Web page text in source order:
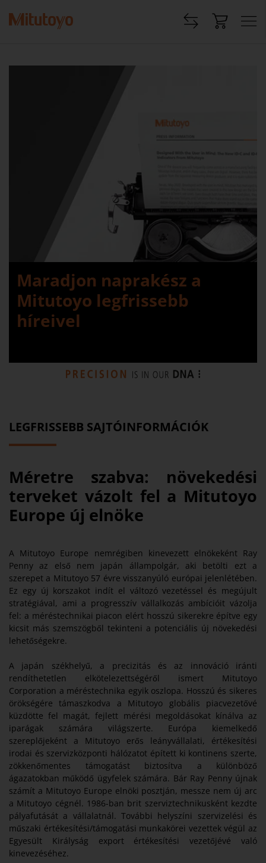
Maradjon naprakész a
Mitutoyo legfrissebb
híreivel
LEGFRISSEBB SAJTÓINFORMÁCIÓK
Méretre szabva: növekedési
terveket vázolt fel a Mitutoyo
Europe új elnöke
A Mitutoyo Europe nemrégiben kinevezett elnökeként Ray
Penny az első nem japán állampolgár, aki betölti ezt a
szerepet a Mitutoyo 57 évre visszanyúló európai jelenlétében.
Ez egy új korszakot indít el változó vezetéssel és megújult
stratégiával, ami a progresszív vállalkozás ambícióit vázolja
fel: a méréstechnikai piacon elért hosszú sikerekre építve egy
kicsit más szemszögből tekinteni a potenciális új növekedési
lehetőségekre.
A japán székhelyű, a precizitás és az innováció iránti
rendíthetetlen elkötelezettségéről ismert Mitutoyo
Corporation a méréstechnika egyik oszlopa. Hosszú és sikeres
örökségére támaszkodva a Mitutoyo globális piacvezetővé
küzdötte fel magát, fejlett mérési megoldásokat kínálva az
iparágak számára világszerte. Európa kiemelkedő
szereplőjeként a Mitutoyo erős leányvállalati, értékesítési
irodai és szervizközponti hálózatot épített ki kontinens szerte,
zökkenőmentes támogatást biztosítva a különböző
ágazatokban működő ügyfelek számára. Bár Ray Penny újnak
számít a Mitutoyo Europe elnöki posztján, messze nem új arc
a Mitutoyo cégnél. 1986-ban brit szerviztechnikusként kezdte
pályafutását a vállalatnál. További helyszíni szervizelési és
műszaki értékesítési/támogatási munkakörei vezettek végül az
Egyesült Királyság export értékesítési vezetőjévé való
kinevezéséhez.